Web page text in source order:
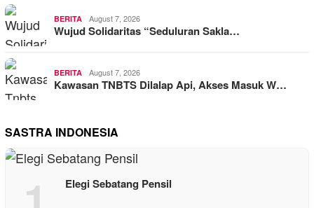
BERITA August 7, 2026
Wujud Solidaritas “Seduluran Sakla…
BERITA August 7, 2026
Kawasan TNBTS Dilalap Api, Akses Masuk W…
SASTRA INDONESIA
Elegi Sebatang Pensil